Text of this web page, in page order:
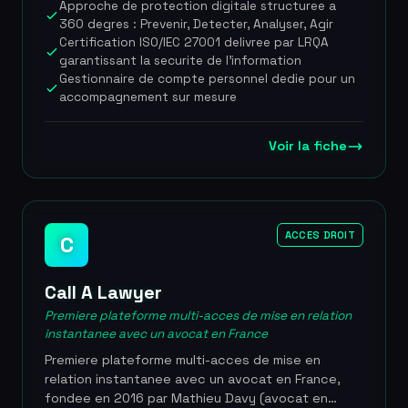
actifs de propriete intellectuelle a l'echelle
internationale. La societe deploie une
methodologie structuree en quatre piliers —
Prevenir, Detecter, Analyser, Agir — pour offrir une
couverture a 360 degres contre les atteintes aux
marques sur internet. Certifiee ISO/IEC 27001 par
LRQA, elle compte environ 18 collaborateurs
repartis entre l'Amerique du Nord et l'Europe, et
l'Allemagne, l'Australie, le Canada, la Chine, le
Luxembourg, la Nouvelle-Zelande, les Emirats
arabes unis, les Etats-Unis et le Royaume-Uni. En
2024, BrandShelter a fusionne ses operations
avec SafeBrands, societe francaise de protection
Team Internet depuis 2021, pour operer sous une
marque unifiee. Environ 18 collaborateurs repartis
sur 2 continents (Amerique du Nord et Europe),
bureaux operationnels dans 9 pays, gestion de
plus de 1 300 extensions de domaines,
adossement au groupe Team Internet PLC cote en
Approche de protection digitale structuree a
360 degres : Prevenir, Detecter, Analyser, Agir
Certification ISO/IEC 27001 delivree par LRQA
garantissant la securite de l'information
Gestionnaire de compte personnel dedie pour un
accompagnement sur mesure
Voir la fiche
C ACCES DROIT
Call A Lawyer
Premiere plateforme multi-acces de mise en relation
instantanee avec un avocat en France
Premiere plateforme multi-acces de mise en
relation instantanee avec un avocat en France,
fondee en 2016 par Mathieu Davy (avocat en